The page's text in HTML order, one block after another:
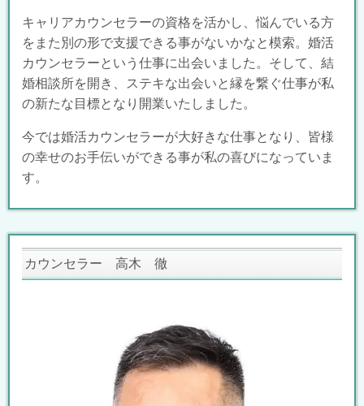
キャリアカウンセラーの資格を活かし、悩んでいる方
をまた別の形で支援できる事がないかなと模索。婚活
カウンセラーという仕事に出会いました。そして、結
婚相談所を開き、ステキな出会いと縁を繋ぐ仕事が私
の新たな目標となり開業いたしました。
今では婚活カウンセラーが大好きな仕事となり、皆様
の幸せのお手伝いができる事が私の喜びになっていま
す。
カウンセラー 高木 徹